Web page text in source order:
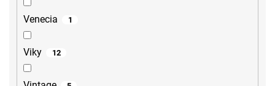
Venecia 1
Viky 12